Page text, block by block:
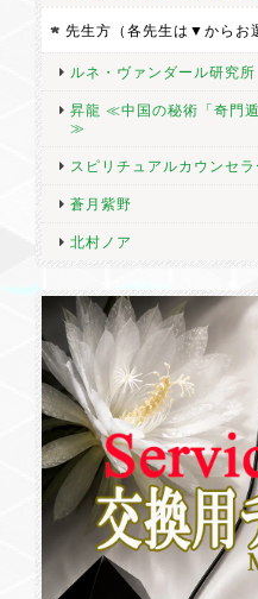
先生方（各先生は▼からお
ルネ・ヴァンダール研究所
昇龍 ≪中国の秘術「奇門
≫
スピリチュアルカウンセ
蒼月紫野
北村ノア